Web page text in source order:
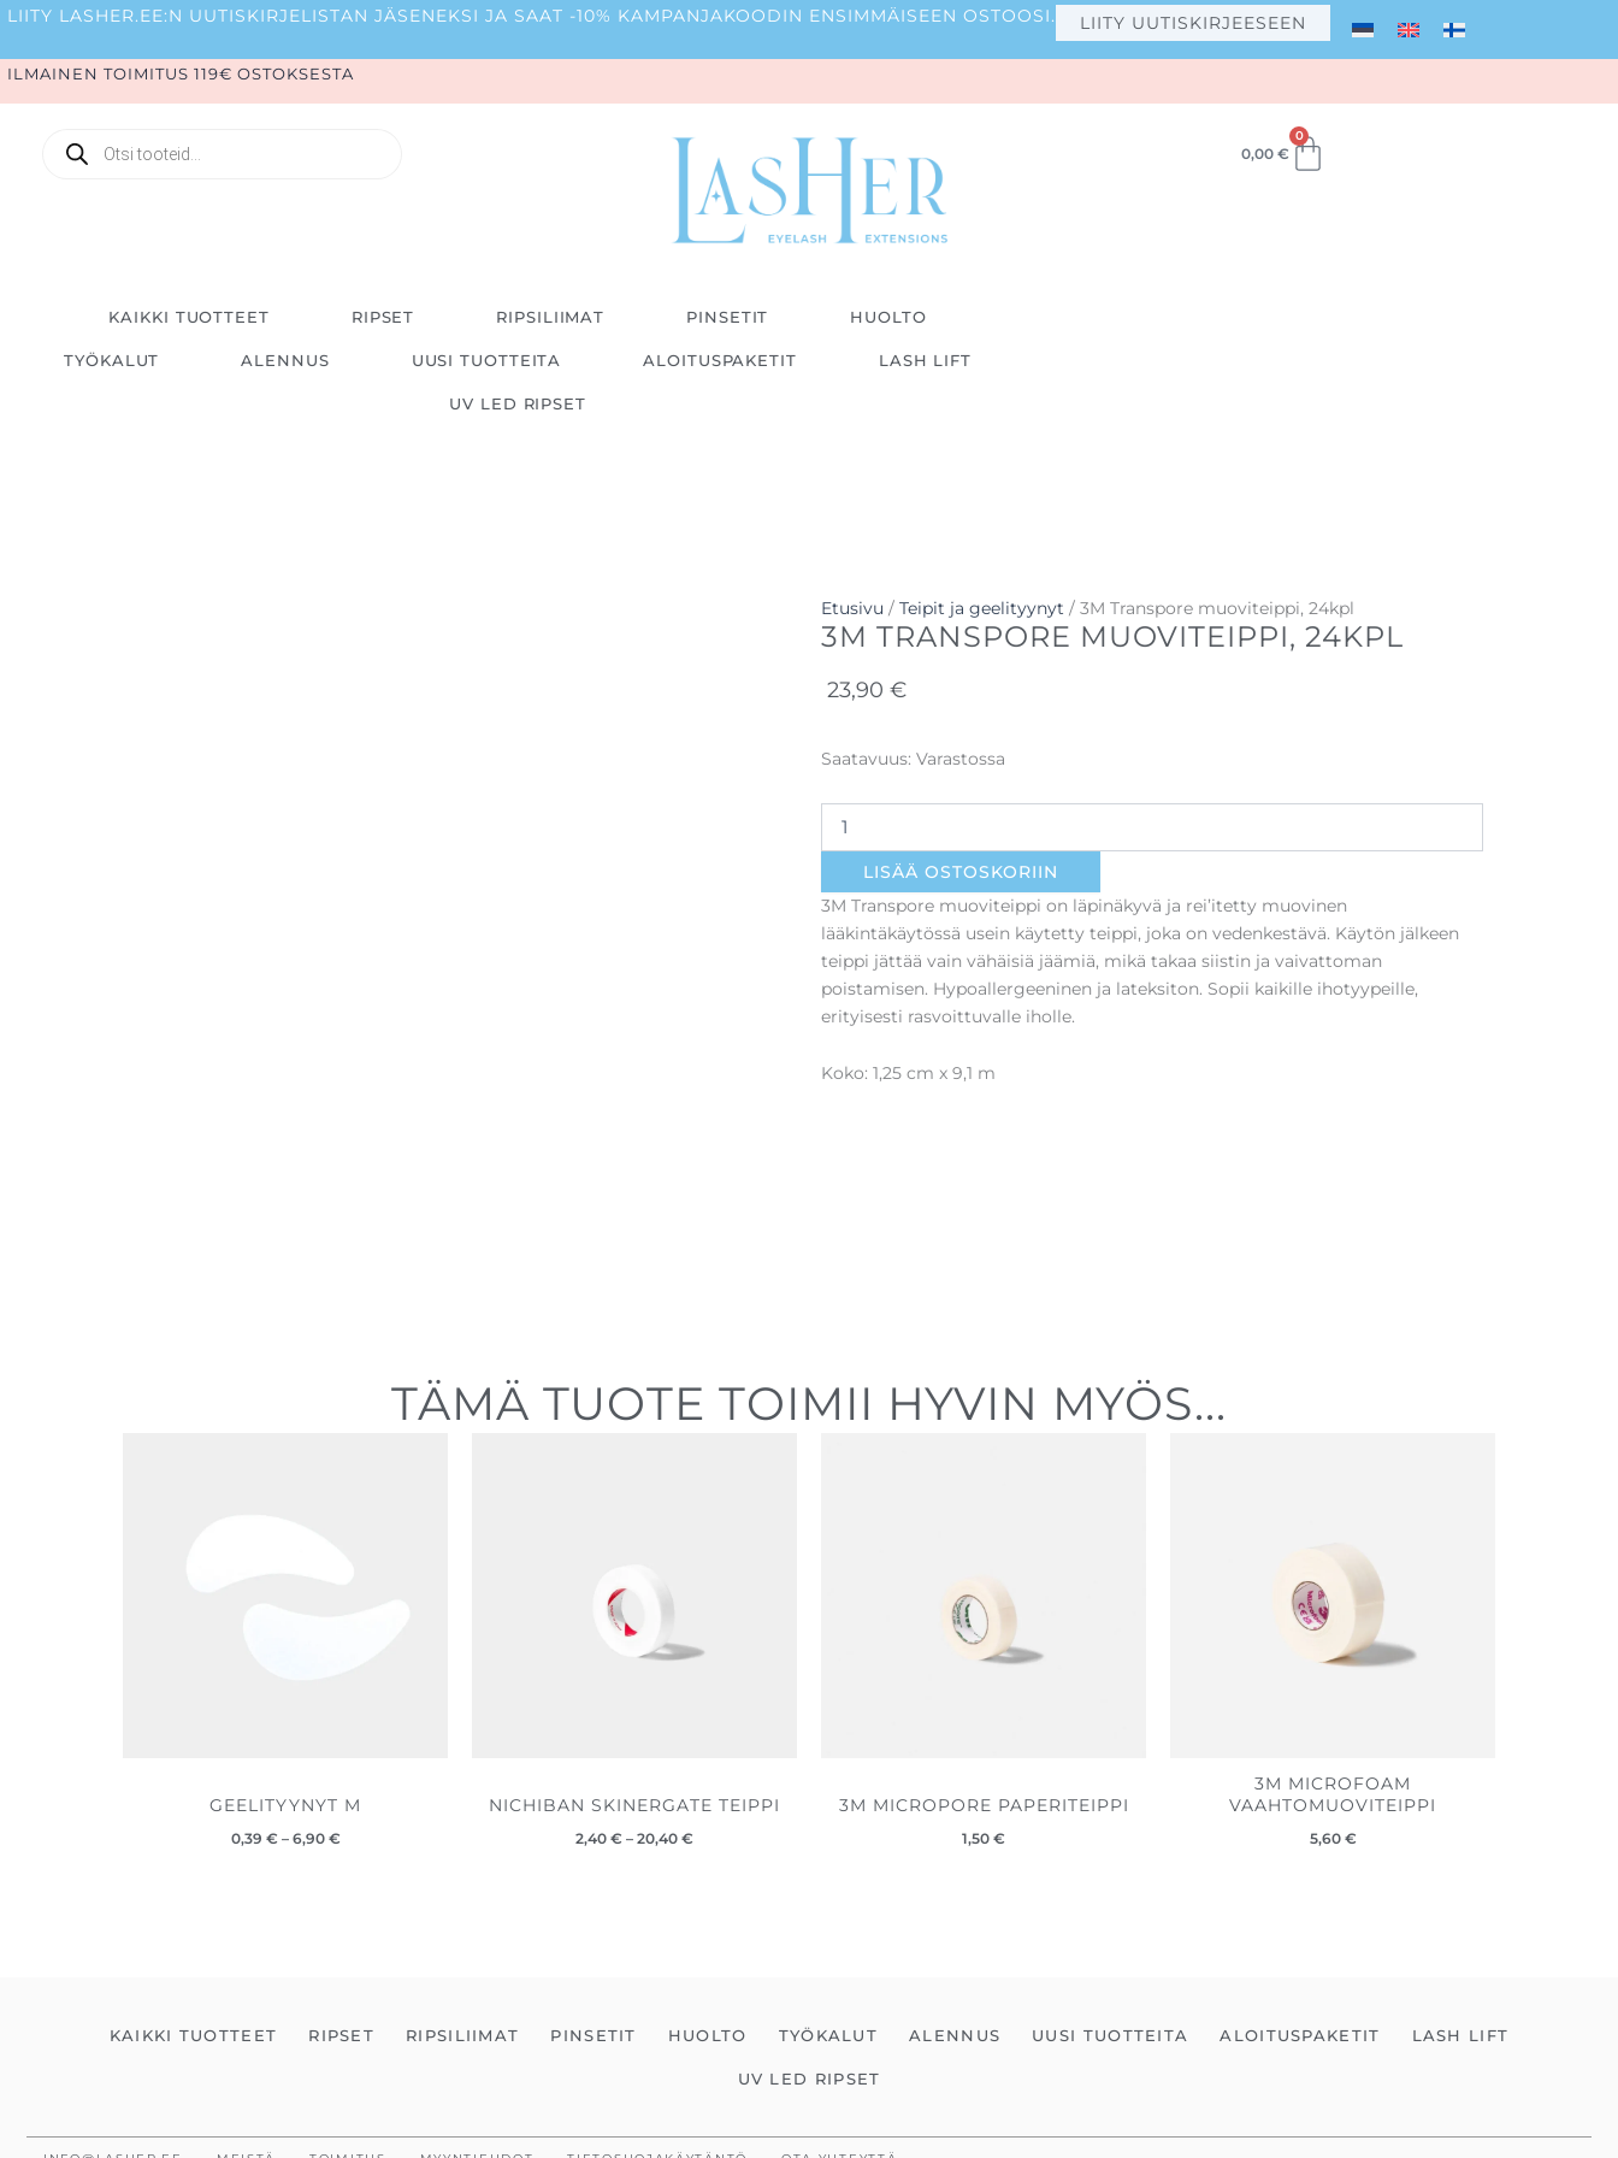
Siirry
LIITY LASHER.EE:N UUTISKIRJELISTAN JÄSENEKSI JA SAAT -10% KAMPANJAKOODIN ENSIMMÄISEEN OSTOOSI. LIITY UUTISKIRJEESEEN
ILMAINEN TOIMITUS 119€ OSTOKSESTA
search
0,00 €
0
Cart
KAIKKI TUOTTEET RIPSET RIPSILIIMAT PINSETIT HUOLTO
TYÖKALUT ALENNUS UUSI TUOTTEITA ALOITUSPAKETIT LASH LIFT
UV LED RIPSET
Etusivu / Teipit ja geelityynyt / 3M Transpore muoviteippi, 24kpl
3M TRANSPORE MUOVITEIPPI, 24KPL
23,90 €
Saatavuus: Varastossa
3M
muoviteippi,
24kpl
määrä
LISÄÄ OSTOSKORIIN
3M Transpore muoviteippi on läpinäkyvä ja rei’itetty muovinen
lääkintäkäytössä usein käytetty teippi, joka on vedenkestävä. Käytön jälkeen
teippi jättää vain vähäisiä jäämiä, mikä takaa siistin ja vaivattoman
poistamisen. Hypoallergeeninen ja lateksiton. Sopii kaikille ihotyypeille,
erityisesti rasvoittuvalle iholle.
Koko: 1,25 cm x 9,1 m
TÄMÄ TUOTE TOIMII HYVIN MYÖS...
GEELITYYNYT M
0,39 € – 6,90 €
NICHIBAN SKINERGATE TEIPPI
2,40 € – 20,40 €
3M MICROPORE PAPERITEIPPI
1,50 €
3M MICROFOAM
VAAHTOMUOVITEIPPI
5,60 €
KAIKKI TUOTTEET RIPSET RIPSILIIMAT PINSETIT HUOLTO TYÖKALUT ALENNUS UUSI TUOTTEITA ALOITUSPAKETIT LASH LIFT
UV LED RIPSET